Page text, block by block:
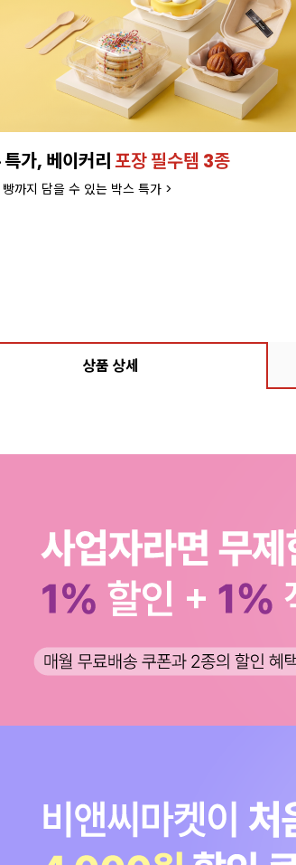
가, 베이커리포장 필수템 3종
까지 담을 수 있는 박스 특가 >
상품 상세